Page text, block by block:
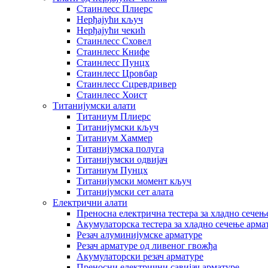
Стаинлесс Плиерс
Нерђајући кључ
Нерђајући чекић
Стаинлесс Сховел
Стаинлесс Книфе
Стаинлесс Пунцх
Стаинлесс Цровбар
Стаинлесс Сцревдривер
Стаинлесс Хоист
Титанијумски алати
Титаниум Плиерс
Титанијумски кључ
Титаниум Хаммер
Титанијумска полуга
Титанијумски одвијач
Титаниум Пунцх
Титанијумски момент кључ
Титанијумски сет алата
Електрични алати
Преносна електрична тестера за хладно
Акумулаторска тестера за хладно сечење
Резач алуминијумске арматуре
Резач арматуре од ливеног гвожђа
Акумулаторски резач арматуре